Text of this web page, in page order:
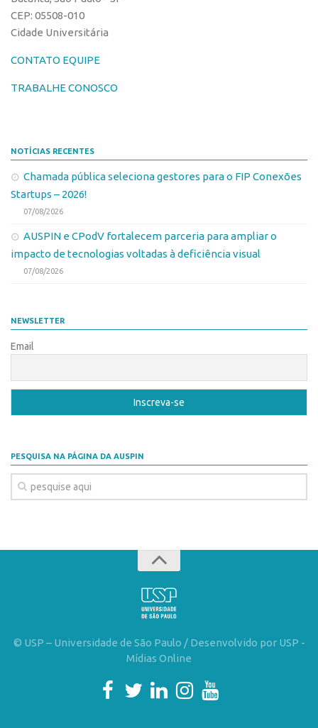
CEP: 05508-010
Cidade Universitária
CONTATO EQUIPE
TRABALHE CONOSCO
NOTÍCIAS RECENTES
Chamada pública seleciona gestores para o FIP Conexões
Startups – 2026!
07/08/2026
AUSPIN e CPodV fortalecem parceria para ampliar o
impacto de tecnologias voltadas à deficiência visual
07/08/2026
NEWSLETTER
Email
PESQUISA NA PÁGINA DA AUSPIN
© USP – Universidade de São Paulo / Desenvolvido por USP -
Mídias Online